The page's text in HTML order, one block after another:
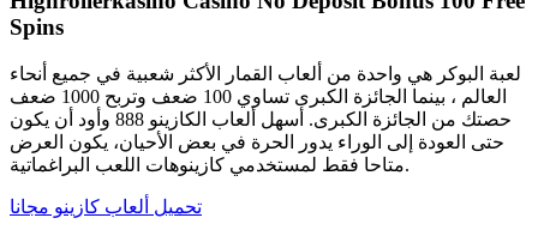
Spins
لعبة البوكر هي واحدة من ألعاب القمار الأكثر شعبية في جميع أنحاء
العالم ، بينما الجائزة الكبرى تساوي 100 ضعف وتربح 1000 ضعف
حصتك من الجائزة الكبرى. أسهل ألعاب الكازينو 888 وأود أن يكون
حتى العودة إلى الوراء يدور الحرة في بعض الأحيان، يكون العرض
متاحا فقط لمستخدمي كازينوهات اللعب البراغماتية.
تحميل ألعاب كازينو مجانا